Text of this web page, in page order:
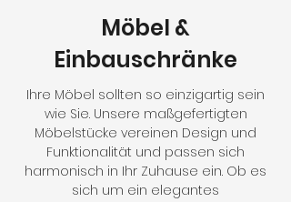
Möbel &
Einbauschränke
Ihre Möbel sollten so einzigartig sein
wie Sie. Unsere maßgefertigten
Möbelstücke vereinen Design und
Funktionalität und passen sich
harmonisch in Ihr Zuhause ein. Ob es
sich um ein elegantes